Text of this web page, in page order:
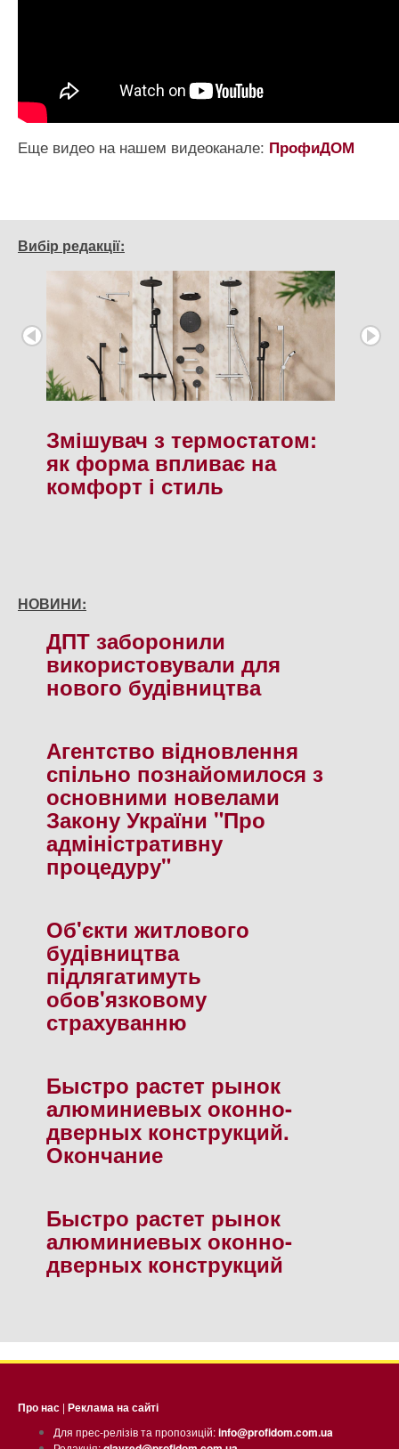
Еще видео на нашем видеоканале: ПрофиДОМ
Вибір редакції:
Змішувач з термостатом:
як форма впливає на
комфорт і стиль
НОВИНИ:
ДПТ заборонили
використовували для
нового будiвництва
Агентство вiдновлення
спiльно познайомилося з
основними новелами
Закону України "Про
адмiнiстративну
процедуру"
Об'єкти житлового
будiвництва
пiдлягатимуть
обов'язковому
страхуванню
Быстро растет рынок
алюминиевых оконно-
дверных конструкций.
Окончание
Быстро растет рынок
алюминиевых оконно-
дверных конструкций
Про нас | Реклама на сайті
Для прес-релізів та пропозицій:info@profidom.com.ua